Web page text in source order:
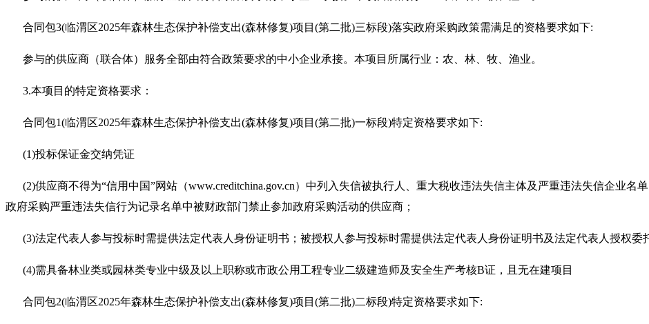
合同包3(临渭区2025年森林生态保护补偿支出(森林修复)项目(第二批)三标段)落实政府采购政策需满足的资格要求如下:
参与的供应商（联合体）服务全部由符合政策要求的中小企业承接。本项目所属行业：农、林、牧、渔业。
3.本项目的特定资格要求：
合同包1(临渭区2025年森林生态保护补偿支出(森林修复)项目(第二批)一标段)特定资格要求如下:
(1)投标保证金交纳凭证
(2)供应商不得为“信用中国”网站（www.creditchina.gov.cn）中列入失信被执行人、重大税收违法失信主体及严重违法失信企业名
政府采购严重违法失信行为记录名单中被财政部门禁止参加政府采购活动的供应商；
(3)法定代表人参与投标时需提供法定代表人身份证明书；被授权人参与投标时需提供法定代表人身份证明书及法定代表人授权委
(4)需具备林业类或园林类专业中级及以上职称或市政公用工程专业二级建造师及安全生产考核B证，且无在建项目
合同包2(临渭区2025年森林生态保护补偿支出(森林修复)项目(第二批)二标段)特定资格要求如下: